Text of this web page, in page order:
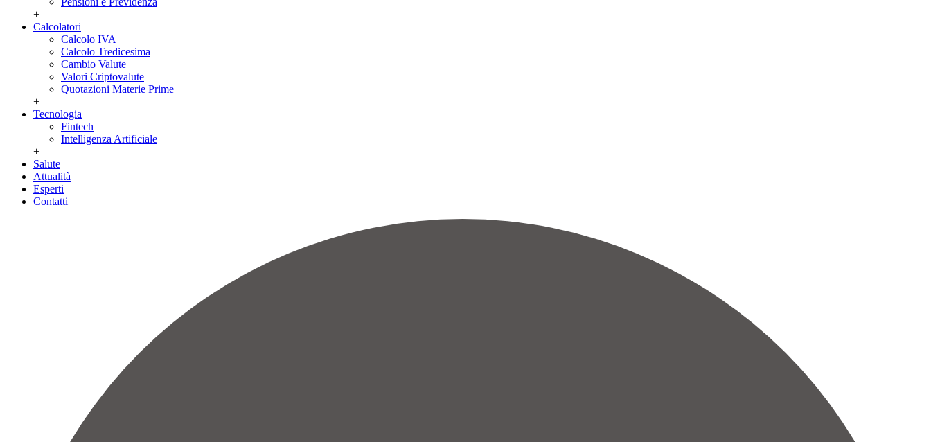
+
Calcolatori
Calcolo IVA
Calcolo Tredicesima
Cambio Valute
Valori Criptovalute
Quotazioni Materie Prime
+
Tecnologia
Fintech
Intelligenza Artificiale
+
Salute
Attualità
Esperti
Contatti